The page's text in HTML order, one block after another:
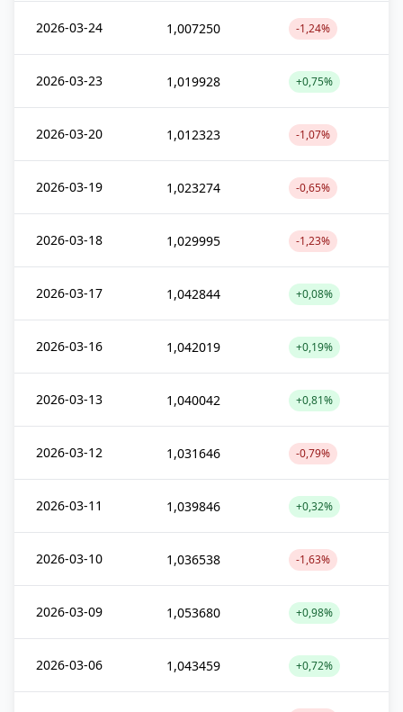
2026-03-24 1,007250 -1,24%
2026-03-23 1,019928 +0,75%
2026-03-20 1,012323 -1,07%
2026-03-19 1,023274 -0,65%
2026-03-18 1,029995 -1,23%
2026-03-17 1,042844 +0,08%
2026-03-16 1,042019 +0,19%
2026-03-13 1,040042 +0,81%
2026-03-12 1,031646 -0,79%
2026-03-11 1,039846 +0,32%
2026-03-10 1,036538 -1,63%
2026-03-09 1,053680 +0,98%
2026-03-06 1,043459 +0,72%